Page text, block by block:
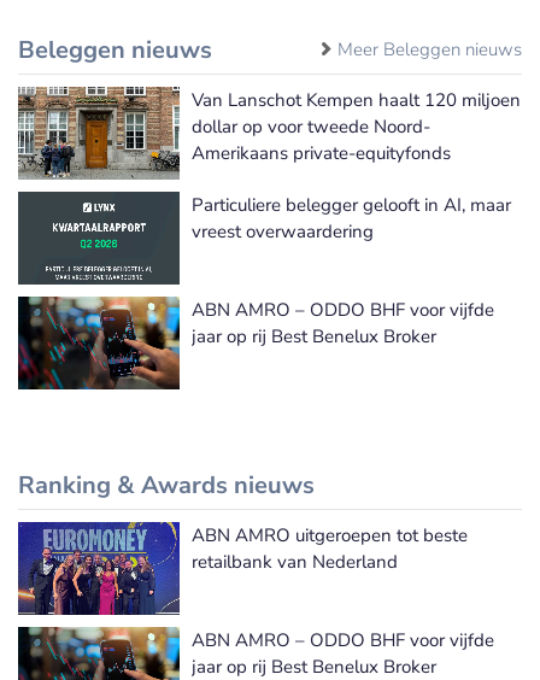
Beleggen nieuws Meer Beleggen nieuws
Van Lanschot Kempen haalt 120 miljoen
dollar op voor tweede Noord-
Amerikaans private-equityfonds
Particuliere belegger gelooft in AI, maar
vreest overwaardering
ABN AMRO – ODDO BHF voor vijfde
jaar op rij Best Benelux Broker
Ranking & Awards nieuws
Meer Ranking & Awards nieuws
ABN AMRO uitgeroepen tot beste
retailbank van Nederland
ABN AMRO – ODDO BHF voor vijfde
jaar op rij Best Benelux Broker